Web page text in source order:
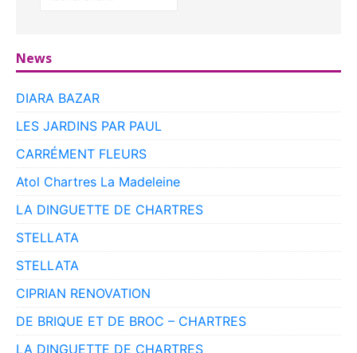
News
DIARA BAZAR
LES JARDINS PAR PAUL
CARRÉMENT FLEURS
Atol Chartres La Madeleine
LA DINGUETTE DE CHARTRES
STELLATA
STELLATA
CIPRIAN RENOVATION
DE BRIQUE ET DE BROC – CHARTRES
LA DINGUETTE DE CHARTRES